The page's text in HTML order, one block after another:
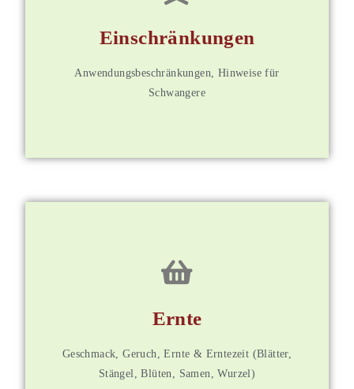
Einschränkungen
Anwendungsbeschränkungen, Hinweise für
Schwangere
für Mitglieder
Weitere Informationen
Ernte
Geschmack, Geruch, Ernte & Erntezeit (Blätter,
Stängel, Blüten, Samen, Wurzel)
Weitere Informationen